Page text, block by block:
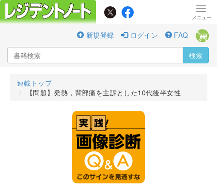
新規登録 ログイン FAQ
検索
連載トップ
【問題】発熱，背部痛を主訴とした10代後半女性